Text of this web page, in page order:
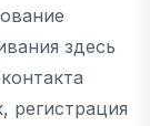
здесь
регистрация